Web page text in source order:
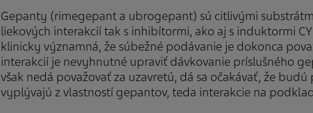
Gepanty (rimegepant a ubrogepant) sú citlivými
liekových interakcií tak s inhibítormi, ako aj s induktormi
klinicky významná, že súbežné podávanie je dokonca
interakcií je nevyhnutné upraviť dávkovanie príslušného
však nedá považovať za uzavretú, dá sa očakávať, že
vyplývajú z vlastností gepantov, teda interakcie na